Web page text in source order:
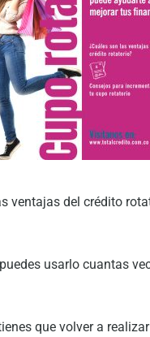
ventajas del crédito
puedes usarlo cuantas
que volver a